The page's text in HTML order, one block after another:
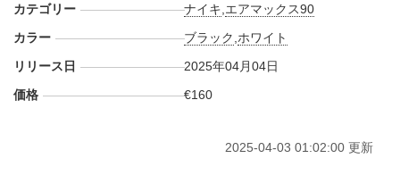
カテゴリー ナイキ エアマックス90
カラー
ブラック ホワイト
リリース日
2025年04月04日
価格
€160
2025-04-03 01:02:00 更新